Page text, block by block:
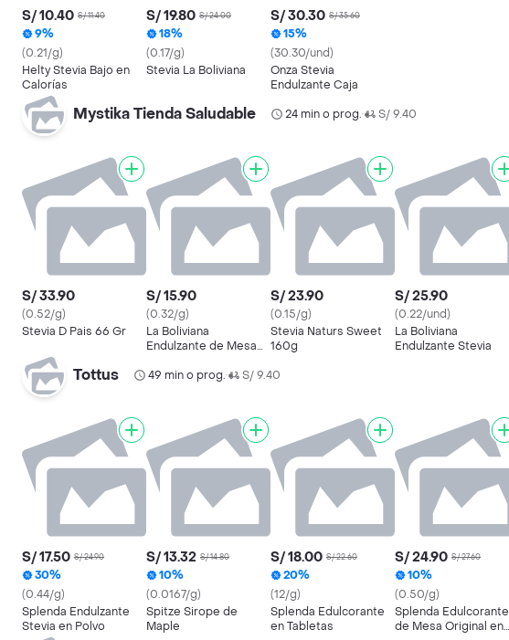
S/ 10.40 S/ 11.40
9%
(0.21/g)
Helty Stevia Bajo en
Calorías
S/ 19.80 S/ 24.00
18%
(0.17/g)
Stevia La Boliviana
S/ 30.30 S/ 35.60
15%
(30.30/und)
Onza Stevia
Endulzante Caja
Mystika Tienda Saludable 24 min o prog.• S/ 9.40
S/ 33.90
(0.52/g)
Stevia D Pais 66 Gr
S/ 15.90
(0.32/g)
La Boliviana
Endulzante de Mesa
Stevia
S/ 23.90
(0.15/g)
Stevia Naturs Sweet
160g
S/ 25.90
(0.22/und)
La Boliviana
Endulzante Stevia
Tottus 49 min o prog.• S/ 9.40
S/ 17.50 S/ 24.90
30%
(0.44/g)
Splenda Endulzante
Stevia en Polvo
S/ 13.32 S/ 14.80
10%
(0.0167/g)
Spitze Sirope de
Maple
S/ 18.00 S/ 22.60
20%
(12/g)
Splenda Edulcorante
en Tabletas
S/ 24.90 S/ 27.60
10%
(0.50/g)
Splenda Edulcorante
de Mesa Original en